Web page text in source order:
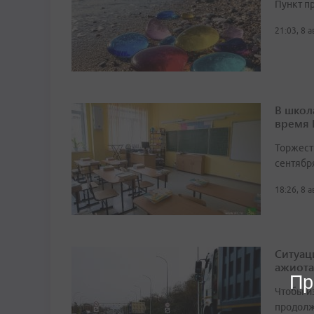
Пункт
21:03, 8
В
время
18:26, 8
Чтобы